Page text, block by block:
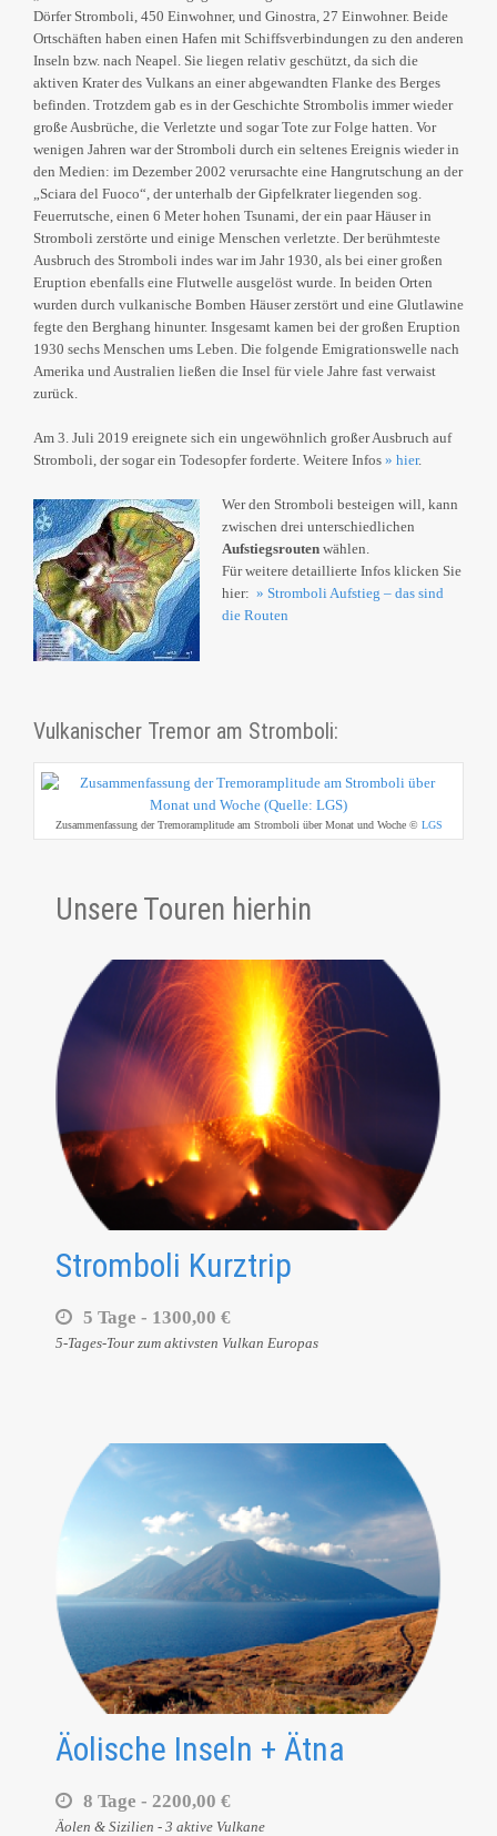
Dörfer Stromboli, 450 Einwohner, und Ginostra, 27 Einwohner. Beide
Ortschäften haben einen Hafen mit Schiffsverbindungen zu den anderen
Inseln bzw. nach Neapel. Sie liegen relativ geschützt, da sich die
aktiven Krater des Vulkans an einer abgewandten Flanke des Berges
befinden. Trotzdem gab es in der Geschichte Strombolis immer wieder
große Ausbrüche, die Verletzte und sogar Tote zur Folge hatten. Vor
wenigen Jahren war der Stromboli durch ein seltenes Ereignis wieder in
den Medien: im Dezember 2002 verursachte eine Hangrutschung an der
„Sciara del Fuoco“, der unterhalb der Gipfelkrater liegenden sog.
Feuerrutsche, einen 6 Meter hohen Tsunami, der ein paar Häuser in
Stromboli zerstörte und einige Menschen verletzte. Der berühmteste
Ausbruch des Stromboli indes war im Jahr 1930, als bei einer großen
Eruption ebenfalls eine Flutwelle ausgelöst wurde. In beiden Orten
wurden durch vulkanische Bomben Häuser zerstört und eine Glutlawine
fegte den Berghang hinunter. Insgesamt kamen bei der großen Eruption
1930 sechs Menschen ums Leben. Die folgende Emigrationswelle nach
Amerika und Australien ließen die Insel für viele Jahre fast verwaist
zurück.
Am 3. Juli 2019 ereignete sich ein ungewöhnlich großer Ausbruch auf
Stromboli, der sogar ein Todesopfer forderte. Weitere Infos » hier.
Wer den Stromboli besteigen will, kann
zwischen drei unterschiedlichen
Aufstiegsrouten wählen.
Für weitere detaillierte Infos klicken Sie
hier: » Stromboli Aufstieg – das sind
die Routen
Vulkanischer Tremor am Stromboli:
Zusammenfassung der Tremoramplitude am Stromboli über Monat und Woche © LGS
Unsere Touren hierhin
Stromboli Kurztrip
5 Tage - 1300,00 €
5-Tages-Tour zum aktivsten Vulkan Europas
Äolische Inseln + Ätna
8 Tage - 2200,00 €
Äolen & Sizilien - 3 aktive Vulkane